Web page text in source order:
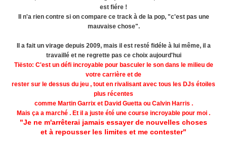
est fiére !
Il n'a rien contre si on compare ce track à de la pop, "c'est pas une
mauvaise chose".
Il a fait un virage depuis 2009, mais il est resté fidéle à lui même, il a
travaillé et neregrette pas ce choix aujourd'hui
Tiësto: C'est un défi incroyable pour basculer le son dans le milieu de
votre carrière et de
rester sur le dessus du jeu , tout en rivalisant avec tous les DJs étoiles
plus récentes
comme Martin Garrix et David Guetta ou Calvin Harris .
Mais ça a marché . Et il a juste été une course incroyable pour moi .
"Je ne m'arrêterai jamais essayer de nouvelles choses
et à repousser les limites et me contester"